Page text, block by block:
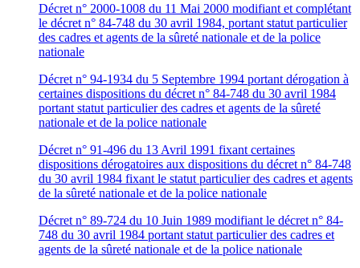
Décret n° 2000-1008 du 11 Mai 2000 modifiant et complétant
le décret n° 84-748 du 30 avril 1984, portant statut particulier
des cadres et agents de la sûreté nationale et de la police
nationale
Décret n° 94-1934 du 5 Septembre 1994 portant dérogation à
certaines dispositions du décret n° 84-748 du 30 avril 1984
portant statut particulier des cadres et agents de la sûreté
nationale et de la police nationale
Décret n° 91-496 du 13 Avril 1991 fixant certaines
dispositions dérogatoires aux dispositions du décret n° 84-748
du 30 avril 1984 fixant le statut particulier des cadres et agents
de la sûreté nationale et de la police nationale
Décret n° 89-724 du 10 Juin 1989 modifiant le décret n° 84-
748 du 30 avril 1984 portant statut particulier des cadres et
agents de la sûreté nationale et de la police nationale